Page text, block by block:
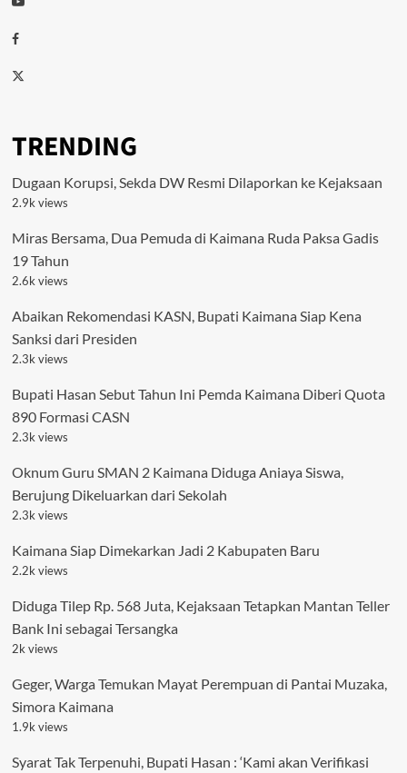
Facebook
Twitter
TRENDING
Dugaan Korupsi, Sekda DW Resmi Dilaporkan ke Kejaksaan
2.9k views
Miras Bersama, Dua Pemuda di Kaimana Ruda Paksa Gadis
19 Tahun
2.6k views
Abaikan Rekomendasi KASN, Bupati Kaimana Siap Kena
Sanksi dari Presiden
2.3k views
Bupati Hasan Sebut Tahun Ini Pemda Kaimana Diberi Quota
890 Formasi CASN
2.3k views
Oknum Guru SMAN 2 Kaimana Diduga Aniaya Siswa,
Berujung Dikeluarkan dari Sekolah
2.3k views
Kaimana Siap Dimekarkan Jadi 2 Kabupaten Baru
2.2k views
Diduga Tilep Rp. 568 Juta, Kejaksaan Tetapkan Mantan Teller
Bank Ini sebagai Tersangka
2k views
Geger, Warga Temukan Mayat Perempuan di Pantai Muzaka,
Simora Kaimana
1.9k views
Syarat Tak Terpenuhi, Bupati Hasan : ‘Kami akan Verifikasi